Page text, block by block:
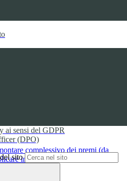
ai sensi del GDPR
(DPO)
sito
complessivo dei premi (da
in tabelle) 1